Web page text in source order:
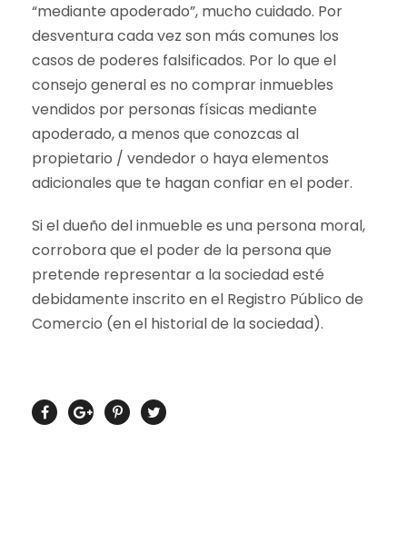
“mediante apoderado”, mucho cuidado. Por
desventura cada vez son más comunes los
casos de poderes falsificados. Por lo que el
consejo general es no comprar inmuebles
vendidos por personas físicas mediante
apoderado, a menos que conozcas al
propietario / vendedor o haya elementos
adicionales que te hagan confiar en el poder.
Si el dueño del inmueble es una persona moral,
corrobora que el poder de la persona que
pretende representar a la sociedad esté
debidamente inscrito en el Registro Público de
Comercio (en el historial de la sociedad).